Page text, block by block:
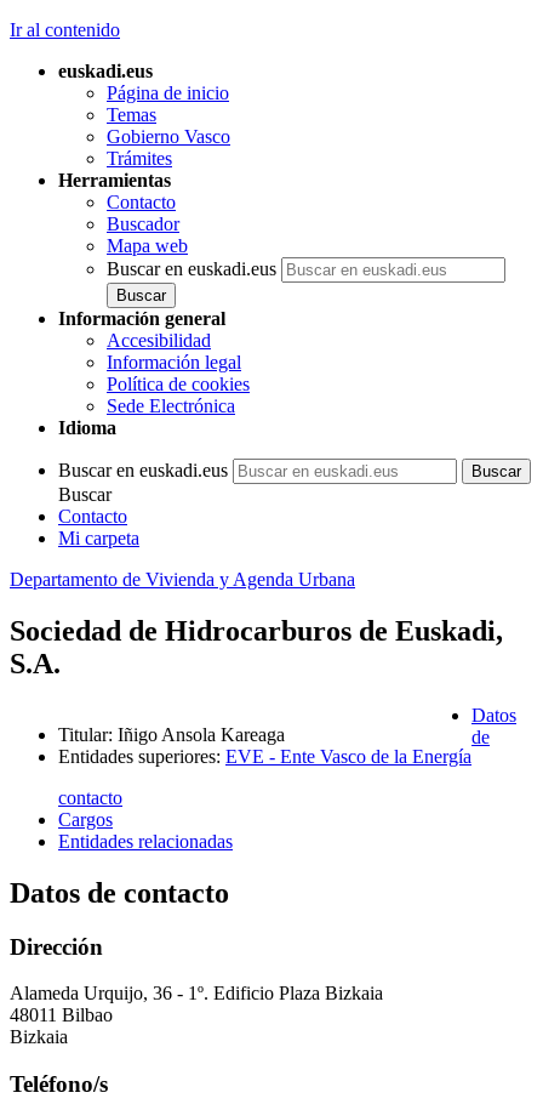
Ir al contenido
euskadi.eus
Página de inicio
Temas
Gobierno Vasco
Trámites
Herramientas
Contacto
Buscador
Mapa web
Buscar en euskadi.eus
Información general
Accesibilidad
Información legal
Política de cookies
Sede Electrónica
Idioma
Buscar en euskadi.eus
Buscar
Contacto
Mi carpeta
Departamento de Vivienda y Agenda Urbana
Sociedad de Hidrocarburos de Euskadi,
S.A.
Titular: Iñigo Ansola Kareaga
Entidades superiores: EVE - Ente Vasco de la Energía
Datos
de
contacto
Cargos
Entidades relacionadas
Datos de contacto
Dirección
Alameda Urquijo, 36 - 1º. Edificio Plaza Bizkaia
48011 Bilbao
Bizkaia
Teléfono/s